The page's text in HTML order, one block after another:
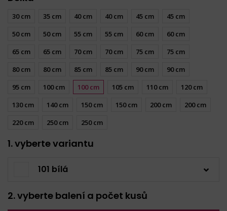
30 cm 35 cm 40 cm 40 cm 45 cm
45 cm
50 cm
50 cm 55 cm 55 cm 60 cm
60 cm
65 cm
65 cm 70 cm 70 cm 75 cm
75 cm
80 cm
80 cm 85 cm 85 cm 90 cm
90 cm
95 cm
100 cm 100 cm 105 cm 110 cm
120 cm
130 cm
140 cm 150 cm 150 cm 200 cm
200 cm
220 cm
250 cm 250 cm
1. vyberte variantu
101 bílá
2. vyberte balení a počet kusů